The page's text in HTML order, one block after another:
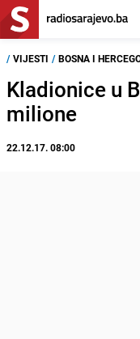
/ VIJESTI / BOSNA I
Kladionice u
milione
22.12.17. 08:00